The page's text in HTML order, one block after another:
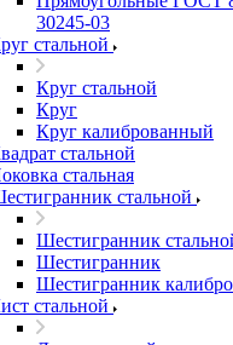
30245-03
стальной
Круг стальной
Круг
Круг калиброванный
стальной
стальная
стальной
Шестигранник
Шестигранник
Шестигранник
стальной